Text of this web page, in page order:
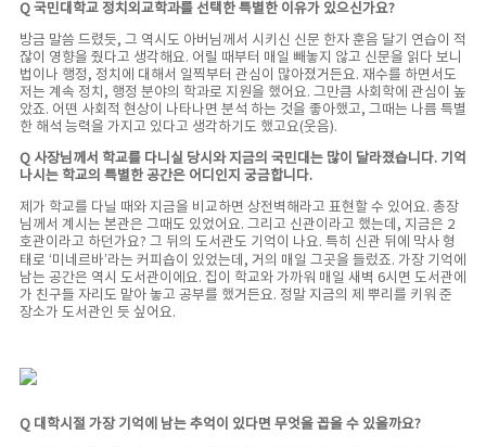
Q 국민대학교 정치외교학과를 선택한 특별한 이유가 있으신가요?
방금 말씀 드렸듯, 그 역시도 아버님께서 시키신 신문 한자 훈음 달기 연습이 적
잖이 영향을 줬다고 생각해요. 어릴 때부터 매일 빼놓지 않고 신문을 읽다 보니
법이나 행정, 정치에 대해서 일찍부터 관심이 많아졌거든요. 재수를 하면서도
저는 계속 정치, 행정 분야의 학과로 지원을 했어요. 그만큼 사회학에 관심이 높
았죠. 어떤 사회적 현상이 나타나면 분석 하는 것을 좋아했고, 그때는 나름 특별
한 해석 능력을 가지고 있다고 생각하기도 했고요(웃음).
Q 사장님께서 학교를 다니실 당시와 지금의 국민대는 많이 달라졌습니다. 기억
나시는 학교의 특별한 공간은 어디인지 궁금합니다.
제가 학교를 다닐 때와 지금을 비교하면 상전벽해라고 표현할 수 있어요. 총장
님께서 계시는 본관은 그때도 있었어요. 그리고 신관이라고 했는데, 지금은 2
호관이라고 하던가요? 그 뒤의 도서관도 기억이 나요. 특히 신관 뒤에 막사 형
태로 ‘미네르바’라는 커피숍이 있었는데, 거의 매일 그곳을 들렀죠. 가장 기억에
남는 공간은 역시 도서관이에요. 집이 학교와 가까워 매일 새벽 6시면 도서관에
가 친구들 자리도 맡아 놓고 공부를 했거든요. 정말 지금의 제 뿌리를 키워 준
장소가 도서관인 듯 싶어요.
Q 대학시절 가장 기억에 남는 추억이 있다면 무엇을 꼽을 수 있을까요?